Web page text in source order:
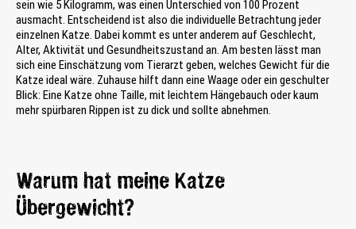
sein wie 5 Kilogramm, was einen Unterschied von 100 Prozent
ausmacht. Entscheidend ist also die individuelle Betrachtung jeder
einzelnen Katze. Dabei kommt es unter anderem auf Geschlecht,
Alter, Aktivität und Gesundheitszustand an. Am besten lässt man
sich eine Einschätzung vom Tierarzt geben, welches Gewicht für die
Katze ideal wäre. Zuhause hilft dann eine Waage oder ein geschulter
Blick: Eine Katze ohne Taille, mit leichtem Hängebauch oder kaum
mehr spürbaren Rippen ist zu dick und sollte abnehmen.
Warum hat meine Katze
Übergewicht?